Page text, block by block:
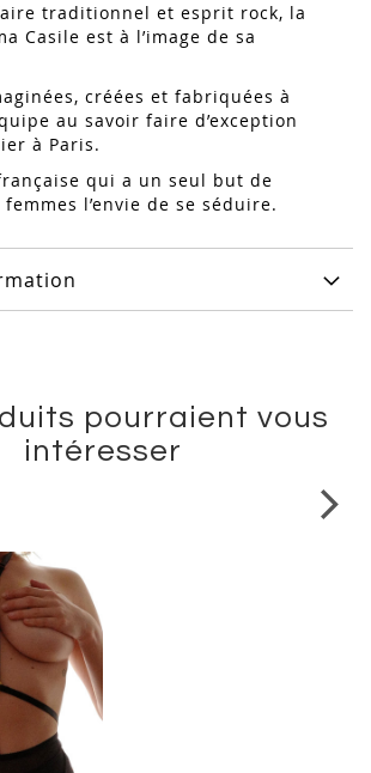
traditionnel et esprit rock, la
Casile est à l’image de sa
créées et fabriquées à
au savoir faire d’exception
à Paris.
qui a un seul but de
l’envie de se séduire.
pourraient vous
intéresser